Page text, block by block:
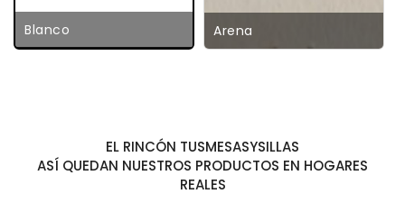
Blanco Arena
EL RINCÓN TUSMESASYSILLAS
ASÍ QUEDAN NUESTROS PRODUCTOS EN HOGARES
REALES